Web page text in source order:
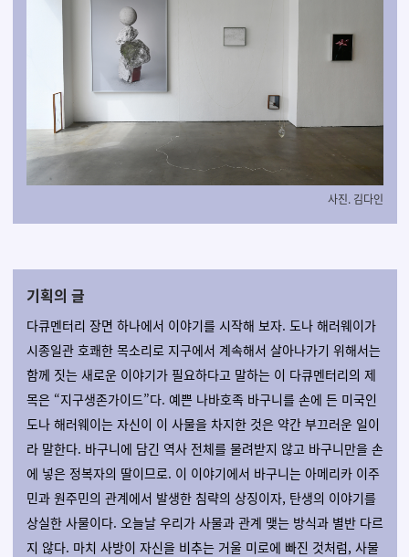
사진. 김다인
기획의 글
다큐멘터리 장면 하나에서 이야기를 시작해 보자. 도나 해러웨이가
시종일관 호쾌한 목소리로 지구에서 계속해서 살아나가기 위해서는
함께 짓는 새로운 이야기가 필요하다고 말하는 이 다큐멘터리의 제
목은 “지구생존가이드”다. 예쁜 나바호족 바구니를 손에 든 미국인
도나 해러웨이는 자신이 이 사물을 차지한 것은 약간 부끄러운 일이
라 말한다. 바구니에 담긴 역사 전체를 물려받지 않고 바구니만을 손
에 넣은 정복자의 딸이므로. 이 이야기에서 바구니는 아메리카 이주
민과 원주민의 관계에서 발생한 침략의 상징이자, 탄생의 이야기를
상실한 사물이다. 오늘날 우리가 사물과 관계 맺는 방식과 별반 다르
지 않다. 마치 사방이 자신을 비추는 거울 미로에 빠진 것처럼, 사물